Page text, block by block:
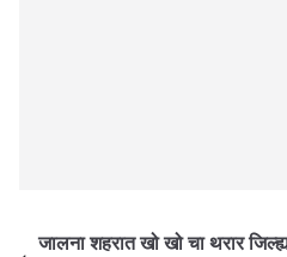
जालना शहरात खो खो चा थरार